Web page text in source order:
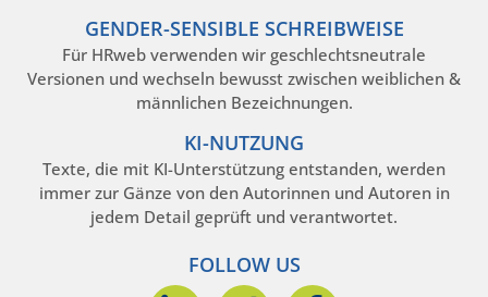
GENDER-SENSIBLE SCHREIBWEISE
Für HRweb verwenden wir geschlechtsneutrale
Versionen und wechseln bewusst zwischen weiblichen &
männlichen Bezeichnungen.
KI-NUTZUNG
Texte, die mit KI-Unterstützung entstanden, werden
immer zur Gänze von den Autorinnen und Autoren in
jedem Detail geprüft und verantwortet.
FOLLOW US